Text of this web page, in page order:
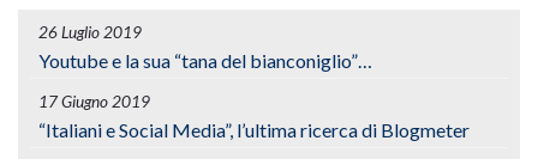
26 Luglio 2019
Youtube e la sua “tana del bianconiglio”…
17 Giugno 2019
“Italiani e Social Media”, l’ultima ricerca di Blogmeter